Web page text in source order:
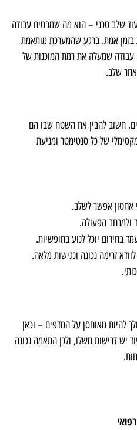
שלב טכני – הוא מה שמבטיח עבודה
בזמן אמת. ברגע שהמערכת מותאמת
עבודה שמעלה את רמת המוכנות של
אחר שלב.
חשוב להבין את השטח שבו הם
של כל סנטימטר ומניעת
אחסון אפשר לשלב.
ולמרחב הפעולה.
בחירום יוכל לנוע בחופשיות.
זרימה נכונה ונגישות מלאה.
להיות מאוחסן על המדפים – וכאן
יש דרישות משלו, ולכן התאמה נכונה